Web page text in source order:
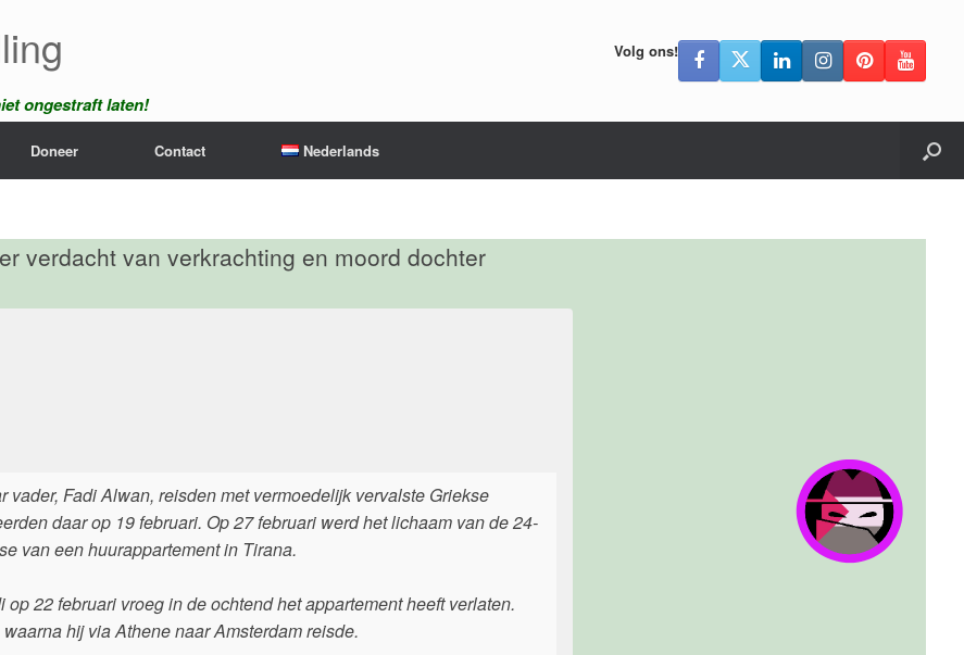
ongestraft laten!
Volg ons!
Doneer Contact Nederlands
verdacht van verkrachting en moord dochter
Fadi Alwan, reisden met vermoedelijk vervalste Griekse
daar op 19 februari. Op 27 februari werd het lichaam van de 24-
van een huurappartement in Tirana.
22 februari vroeg in de ochtend het appartement heeft verlaten.
hij via Athene naar Amsterdam reisde.